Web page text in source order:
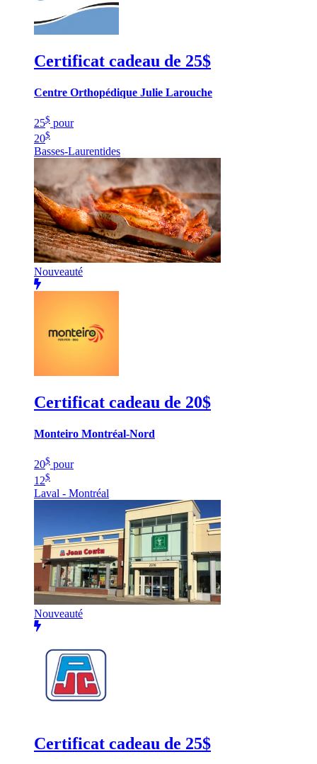
Certificat cadeau de 25$
Centre Orthopédique Julie Larouche
25$ pour
20$
Basses-Laurentides
Nouveauté
Certificat cadeau de 20$
Monteiro Montréal-Nord
20$ pour
12$
Laval - Montréal
Nouveauté
Certificat cadeau de 25$